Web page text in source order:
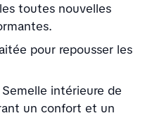
toutes nouvelles
pour repousser les
Semelle intérieure de
un confort et un